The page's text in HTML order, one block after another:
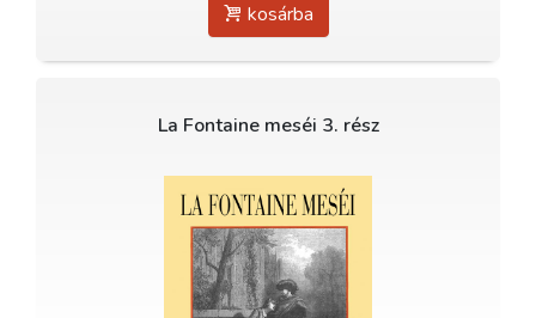
kosárba
La Fontaine meséi 3. rész